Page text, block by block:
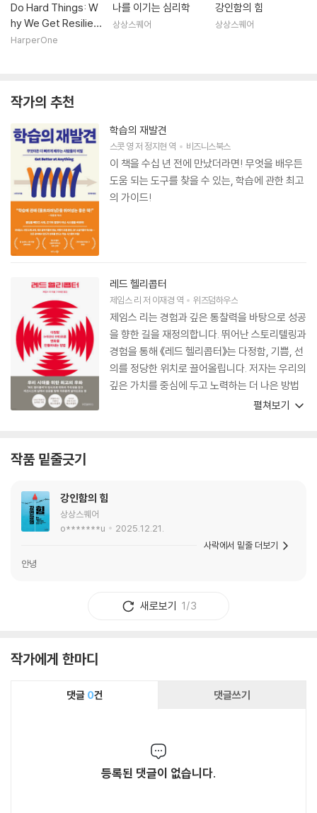
Do Hard Things: W
hy We Get Resilien
ce Wrong and the
HarperOne
나를 이기는 심리학
상상스퀘어
강인함의 힘
상상스퀘어
작가의 추천
학습의 재발견
스콧 영저 정지현 역 비즈니스북스
이 책을 수십 년 전에 만났더라면! 무엇을 배우든
도움 되는 도구를 찾을 수 있는, 학습에 관한 최고
의 가이드!
레드 헬리콥터
제임스 리저 이재경 역 위즈덤하우스
제임스 리는 경험과 깊은 통찰력을 바탕으로 성공
을 향한 길을 재정의합니다. 뛰어난 스토리텔링과
경험을 통해 《레드 헬리콥터》는 다정함, 기쁨, 선
의를 정당한 위치로 끌어올립니다. 저자는 우리의
깊은 가치를 중심에 두고 노력하는 더 나은 방법
펼쳐보기
작품 밑줄긋기
강인함의 힘
상상스퀘어
o*******u
2025.12.21.
안녕
사락에서 밑줄 더보기
새로보기 1/3
작가에게 한마디
댓글 0건 댓글쓰기
등록된 댓글이 없습니다.